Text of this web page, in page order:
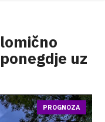
uz
PROGNOZA